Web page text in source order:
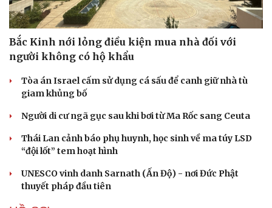
Bắc Kinh nới lỏng điều kiện mua nhà đối với
người không có hộ khẩu
Tòa án Israel cấm sử dụng cá sấu để canh giữ nhà tù
giam khủng bố
Người di cư ngã gục sau khi bơi từ Ma Rốc sang Ceuta
Thái Lan cảnh báo phụ huynh, học sinh về ma túy LSD
“đội lốt” tem hoạt hình
UNESCO vinh danh Sarnath (Ấn Độ) - nơi Đức Phật
thuyết pháp đầu tiên